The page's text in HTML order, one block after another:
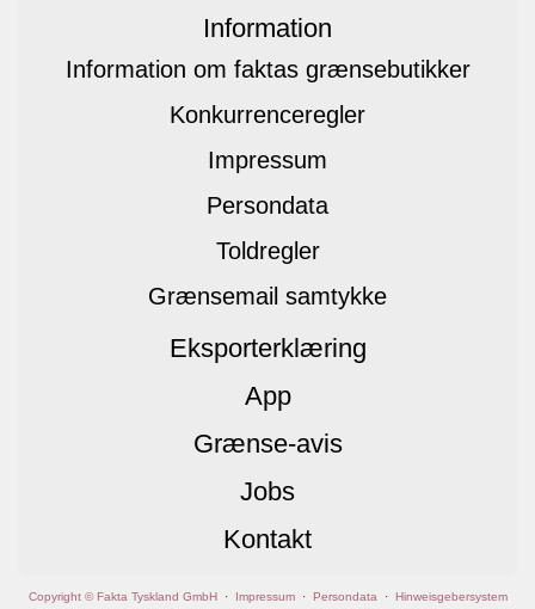
Information
Information om faktas grænsebutikker
Konkurrenceregler
Impressum
Persondata
Toldregler
Grænsemail samtykke
Eksporterklæring
App
Grænse-avis
Jobs
Kontakt
Copyright © Fakta Tyskland GmbH· Impressum· Persondata · Hinweisgebersystem